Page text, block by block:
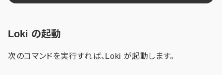
Loki の起動
次のコマンドを実行すれば、Loki が起動します。